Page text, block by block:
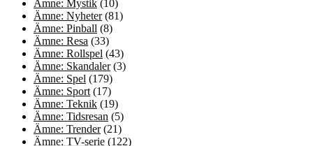
Ämne: Mystik (10)
Ämne: Nyheter(81)
Ämne: Pinball (8)
Ämne: Resa (33)
Ämne: Rollspel (43)
Ämne: Skandaler(3)
Ämne: Spel (179)
Ämne: Sport (17)
Ämne: Teknik (19)
Ämne: Tidsresan (5)
Ämne: Trender(21)
Ämne: TV-serie (122)